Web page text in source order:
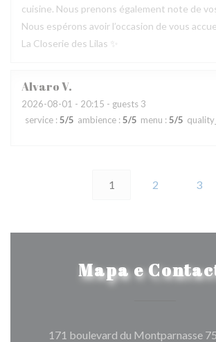
cuisine. Nous prenons également note de
Nous espérons avoir l’occasion de vous
La Closerie des Lilas ✨
AlvaroV
2026-08-01 - 20:15 - guests 3
service : 5/5 ambience : 5/5 menu : 5/5
1 2 3
Mapa e
171 boulevard du Montparnasse